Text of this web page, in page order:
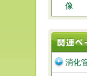
像
消化